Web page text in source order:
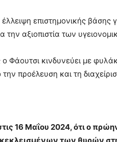
επιστημονικής βάσης
την αξιοπιστία των
ο Φάουτσι κινδυνεύει με
προέλευση και τη
16 Μαΐου 2024, ότι ο πρώην